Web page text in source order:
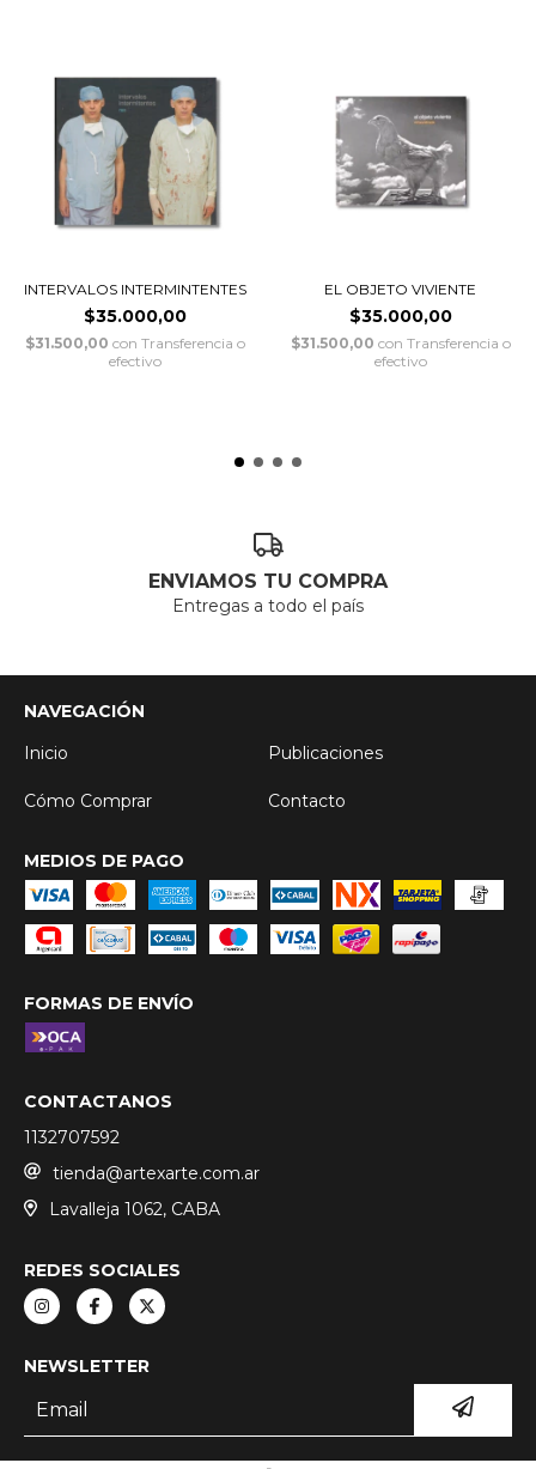
INTERVALOS INTERMINTENTES
$35.000,00
$31.500,00con Transferencia o
efectivo
EL OBJETO VIVIENTE
$35.000,00
$31.500,00 con Transferencia o
efectivo
ENVIAMOS TU COMPRA
Entregas a todo el país
NAVEGACIÓN
Inicio
Publicaciones
Cómo Comprar Contacto
MEDIOS DE PAGO
FORMAS DE ENVÍO
CONTACTANOS
1132707592
tienda@artexarte.com.ar
Lavalleja 1062, CABA
REDES SOCIALES
NEWSLETTER